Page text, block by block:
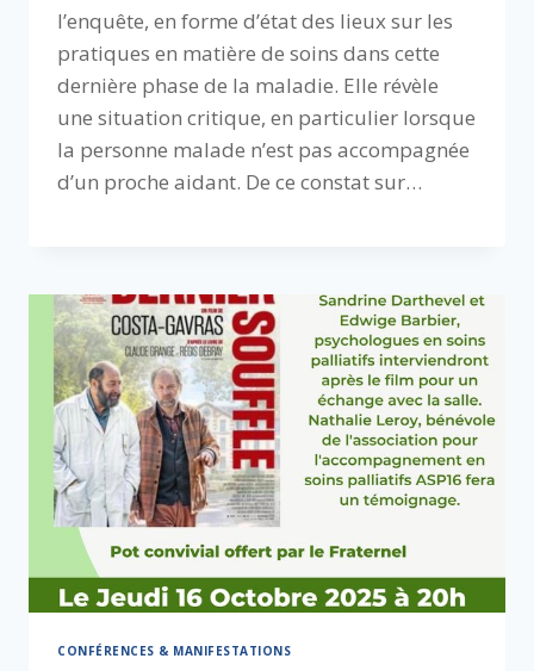
l’enquête, en forme d’état des lieux sur les
pratiques en matière de soins dans cette
dernière phase de la maladie. Elle révèle
une situation critique, en particulier lorsque
la personne malade n’est pas accompagnée
d’un proche aidant. De ce constat sur…
CONFÉRENCES & MANIFESTATIONS